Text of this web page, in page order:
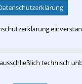
"in-
technisch